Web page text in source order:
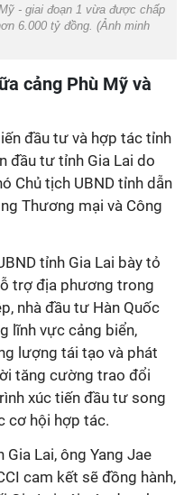
- giai đoạn 1 vừa được chấp
6.000 tỷ đồng. (Ảnh minh
cảng Phù Mỹ và
đầu tư và hợp tác tỉnh
đầu tư tỉnh Gia Lai do
Chủ tịch UBND tỉnh dẫn
Thương mại và Công
tỉnh Gia Lai bày tỏ
trợ địa phương trong
nhà đầu tư Hàn Quốc
lĩnh vực cảng biển,
lượng tái tạo và phát
tăng cường trao đổi
xúc tiến đầu tư song
cơ hội hợp tác.
Lai, ông Yang Jae
cam kết sẽ đồng hành,